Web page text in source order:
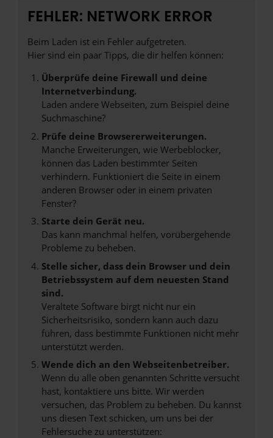
FEHLER: NETWORK ERROR
Beim Laden ist ein Fehler aufgetreten.
Hier sind ein paar Tipps, die dir helfen können:
Überprüfe deine Firewall und deine
Internetverbindung.
Laden andere Webseiten, zum Beispiel deine
Suchmaschine?
Prüfe deine Browsererweiterungen.
Manche Erweiterungen, wie Werbeblocker,
können das Laden bestimmter Seiten
verhindern. Funktioniert die Seite in einem
anderen Browser oder in einem privaten
Fenster?
Starte dein Gerät neu.
Das kann manchmal helfen, vorübergehende
Probleme zu beheben.
Stelle sicher, dass dein Browser und dein
Betriebssystem auf dem neuesten Stand
sind.
Veraltete Software birgt nicht nur ein
Sicherheitsrisiko, sondern kann auch dazu
führen, dass bestimmte Funktionen nicht mehr
unterstützt werden.
Wende dich an den Webseitenbetreiber.
Wenn du alle oben genannten Schritte versucht
hast, kontaktiere uns bitte. Wir werden
versuchen, das Problem zu beheben. Du kannst
uns diesen Text schicken, um uns bei der
Fehlersuche zu unterstützen: